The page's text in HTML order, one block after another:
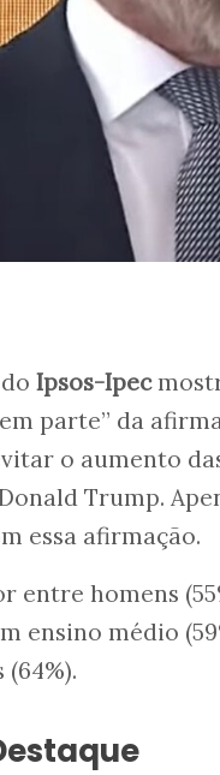
Ipsos-Ipec
parte” da
o aumento
Trump.
essa afirmação.
entre homens
ensino médio